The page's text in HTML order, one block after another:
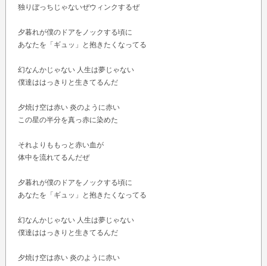
独りぼっちじゃないぜウィンクするぜ
夕暮れが僕のドアをノックする頃に
あなたを「ギュッ」と抱きたくなってる
幻なんかじゃない 人生は夢じゃない
僕達ははっきりと生きてるんだ
夕焼け空は赤い 炎のように赤い
この星の半分を真っ赤に染めた
それよりももっと赤い血が
体中を流れてるんだぜ
夕暮れが僕のドアをノックする頃に
あなたを「ギュッ」と抱きたくなってる
幻なんかじゃない 人生は夢じゃない
僕達ははっきりと生きてるんだ
夕焼け空は赤い 炎のように赤い